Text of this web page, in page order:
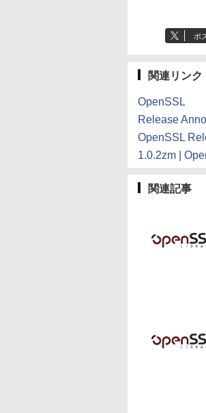
ポ
関連リンク
OpenSSL
Release
OpenSSL
1.0.2zm |
関連記事